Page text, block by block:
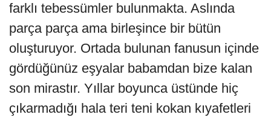
farklı tebessümler bulunmakta. Aslında
parça parça ama birleşince bir bütün
oluşturuyor. Ortada bulunan fanusun içinde
gördüğünüz eşyalar babamdan bize kalan
son mirastır. Yıllar boyunca üstünde hiç
çıkarmadığı hala teri teni kokan kıyafetleri